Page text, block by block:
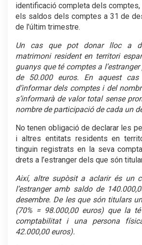
identificació completa dels comptes,
els saldos dels comptes a 31 de
de l’últim trimestre.
Un cas que pot donar lloc a
matrimoni resident en territori
guanys que té comptes a
de 50.000 euros. En aquest
d’informar dels comptes i del
s’informarà de valor total sense
nombre de participació de cada un
No tenen obligació de declarar les
i altres entitats residents en
tinguin registrats en la seva
drets a l’estranger dels que són
Així, altre supòsit a aclarir és un
l’estranger amb saldo de
desembre. De les que són titulars
(70% = 98.000,00 euros) que la
comptabilitat i una persona
42.000,00 euros).